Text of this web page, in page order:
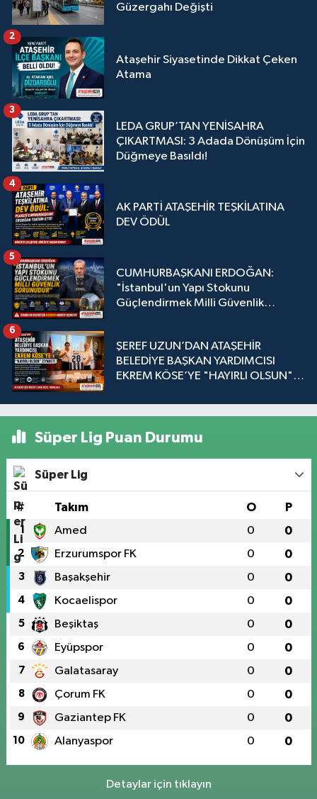
Güzergahı Değişti
Ataşehir Siyasetinde Dikkat Çeken
Atama
2
LEDA GRUP’TAN YENİSAHRA
ÇIKARTMASI: 3 Adada Dönüşüm İçin
Düğmeye Basıldı!
3
AK PARTİ ATAŞEHİR TEŞKİLATINA
DEV ÖDÜL
4
CUMHURBAŞKANI ERDOĞAN:
"İstanbul'un Yapı Stokunu
Güçlendirmek Milli Güvenlik
5
ŞEREF UZUN’DAN ATAŞEHİR
BELEDİYE BAŞKAN YARDIMCISI
EKREM KÖSE’YE "HAYIRLI OLSUN"
6
Süper Lig Puan Durumu
Süper Lig
# Takım O P
1 Amed 0 0
2 Erzurumspor FK 0 0
3 Başakşehir 0 0
4 Kocaelispor 0 0
5 Beşiktaş 0 0
6 Eyüpspor 0 0
7 Galatasaray 0 0
8 Çorum FK 0 0
9 Gaziantep FK 0 0
10 Alanyaspor 0 0
Detaylar için tıklayın